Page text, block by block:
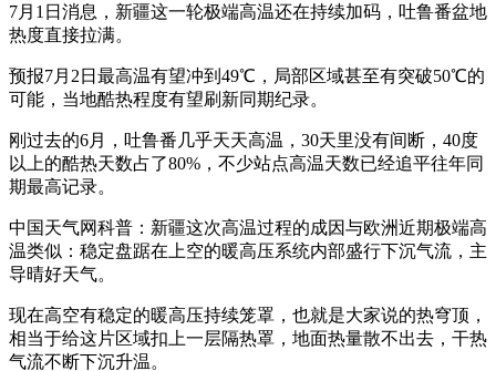
7月1日消息，新疆这一轮极端高温还在持续加码，吐鲁番盆地
热度直接拉满。
预报7月2日最高温有望冲到49℃，局部区域甚至有突破50℃的
可能，当地酷热程度有望刷新同期纪录。
刚过去的6月，吐鲁番几乎天天高温，30天里没有间断，40度
以上的酷热天数占了80%，不少站点高温天数已经追平往年同
期最高记录。
中国天气网科普：新疆这次高温过程的成因与欧洲近期极端高
温类似：稳定盘踞在上空的暖高压系统内部盛行下沉气流，主
导晴好天气。
现在高空有稳定的暖高压持续笼罩，也就是大家说的热穹顶，
相当于给这片区域扣上一层隔热罩，地面热量散不出去，干热
气流不断下沉升温。